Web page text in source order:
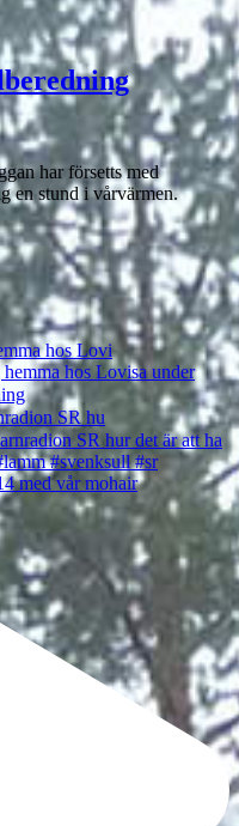
har försetts med
en stund i vårvärmen.
hos Lovi
SR hu
med vår mohair